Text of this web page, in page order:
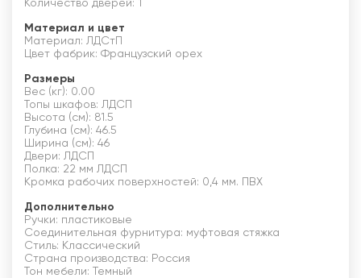
Количество дверей: 1
Материал и цвет
Материал: ЛДСтП
Цвет фабрик: Французский орех
Размеры
Вес (кг): 0.00
Топы шкафов: ЛДСП
Высота (см): 81.5
Глубина (см): 46.5
Ширина (см): 46
Двери: ЛДСП
Полка: 22 мм ЛДСП
Кромка рабочих поверхностей: 0,4 мм. ПВХ
Дополнительно
Ручки: пластиковые
Соединительная фурнитура: муфтовая стяжка
Стиль: Классический
Страна производства: Россия
Тон мебели: Темный